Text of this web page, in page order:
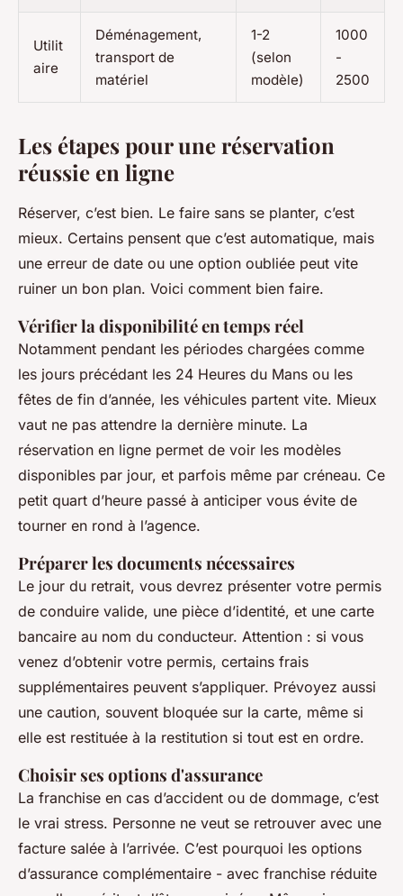
Utilit
aire
Déménagement,
transport de
matériel
1-2
(selon
modèle)
1000
-
2500
Les étapes pour une réservation
réussie en ligne
Réserver, c’est bien. Le faire sans se planter, c’est
mieux. Certains pensent que c’est automatique, mais
une erreur de date ou une option oubliée peut vite
ruiner un bon plan. Voici comment bien faire.
Vérifier la disponibilité en temps réel
Notamment pendant les périodes chargées comme
les jours précédant les 24 Heures du Mans ou les
fêtes de fin d’année, les véhicules partent vite. Mieux
vaut ne pas attendre la dernière minute. La
réservation en ligne permet de voir les modèles
disponibles par jour, et parfois même par créneau. Ce
petit quart d’heure passé à anticiper vous évite de
tourner en rond à l’agence.
Préparer les documents nécessaires
Le jour du retrait, vous devrez présenter votre permis
de conduire valide, une pièce d’identité, et une carte
bancaire au nom du conducteur. Attention : si vous
venez d’obtenir votre permis, certains frais
supplémentaires peuvent s’appliquer. Prévoyez aussi
une caution, souvent bloquée sur la carte, même si
elle est restituée à la restitution si tout est en ordre.
Choisir ses options d'assurance
La franchise en cas d’accident ou de dommage, c’est
le vrai stress. Personne ne veut se retrouver avec une
facture salée à l’arrivée. C’est pourquoi les options
d’assurance complémentaire - avec franchise réduite